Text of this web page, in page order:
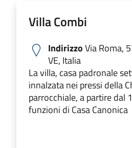
Villa Combi
IndirizzoVia Roma,
VE, Italia
La villa, casa padronale
innalzata nei pressi della
parrocchiale, a partire dal
funzioni di Casa Canonica